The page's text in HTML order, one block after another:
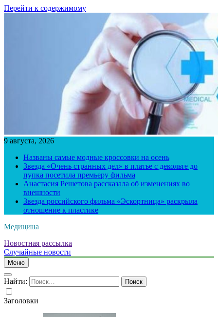
Перейти к содержимому
9 августа, 2026
Названы самые модные кроссовки на осень
Звезда «Очень странных дел» в платье с декольте до
пупка посетила премьеру фильма
Анастасия Решетова рассказала об изменениях во
внешности
Звезда российского фильма «Эскортница» раскрыла
отношение к пластике
Медицина
Новостная рассылка
Случайные новости
Меню
Найти:
Заголовки